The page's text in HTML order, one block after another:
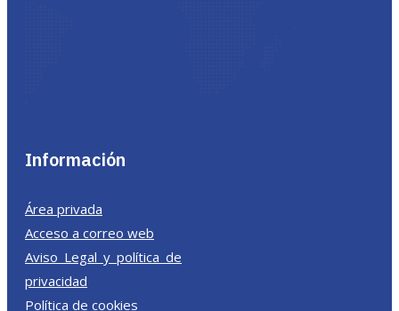
Información
Área privada
Acceso a correo web
Aviso Legal y política de
privacidad
Política de cookies